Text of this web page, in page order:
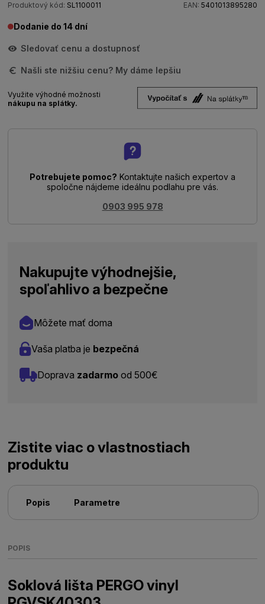
Produktový kód: SL1100011 EAN: 5401013895280
Dodanie do 14 dní
Sledovať cenu a dostupnosť
Našli ste nižšiu cenu? My dáme lepšiu
Využite výhodné možnosti
nákupu na splátky.
Potrebujete pomoc? Kontaktujte našich expertov a
spoločne nájdeme ideálnu podlahu pre vás.
0903 995 978
Nakupujte výhodnejšie,
spoľahlivo a bezpečne
Môžete mať doma
Vaša platba je bezpečná
Doprava zadarmo od 500€
Zistite viac o vlastnostiach
produktu
Popis Parametre
POPIS
Soklová lišta PERGO vinyl